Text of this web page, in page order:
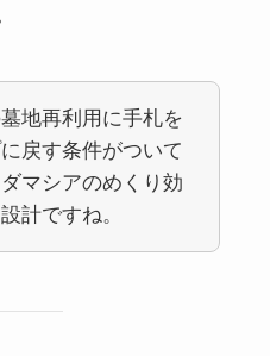
地再利用に手札を
戻す条件がついて
マシアのめくり効
計ですね。